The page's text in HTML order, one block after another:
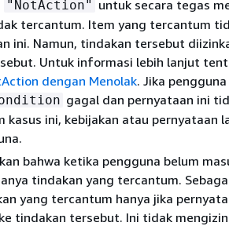
"NotAction" untuk secara tegas
tercantum. Item yang tercantum
ini. Namun, tindakan tersebut
Untuk informasi lebih lanjut
dengan Menolak. Jika
gagal dan pernyataan ini
kasus ini, kebijakan atau pernyataan
bahwa ketika pengguna belum
tindakan yang tercantum.
yang tercantum hanya jika
tindakan tersebut. Ini tidak